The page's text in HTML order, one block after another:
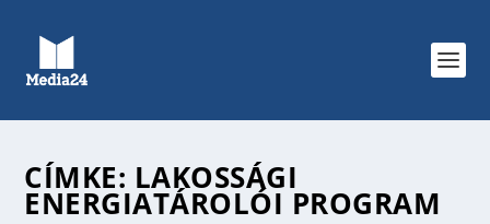
CÍMKE: LAKOSSÁGI
ENERGIATÁROLÓI PROGRAM